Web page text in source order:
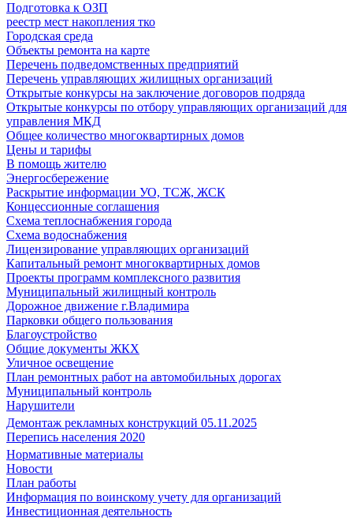
Подготовка к ОЗП
реестр мест накопления тко
Городская среда
Объекты ремонта на карте
Перечень подведомственных предприятий
Перечень управляющих жилищных организаций
Открытые конкурсы на заключение договоров подряда
Открытые конкурсы по отбору управляющих организаций для
управления МКД
Общее количество многоквартирных домов
Цены и тарифы
В помощь жителю
Энергосбережение
Раскрытие информации УО, ТСЖ, ЖСК
Концессионные соглашения
Схема теплоснабжения города
Схема водоснабжения
Лицензирование управляющих организаций
Капитальный ремонт многоквартирных домов
Проекты программ комплексного развития
Муниципальный жилищный контроль
Дорожное движение г.Владимира
Парковки общего пользования
Благоустройство
Общие документы ЖКХ
Уличное освещение
План ремонтных работ на автомобильных дорогах
Муниципальный контроль
Нарушители
Демонтаж рекламных конструкций 05.11.2025
Перепись населения 2020
Нормативные материалы
Новости
План работы
Информация по воинскому учету для организаций
Инвестиционная деятельность